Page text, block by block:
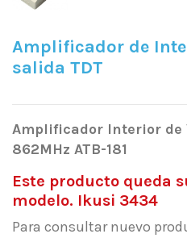
Amplificador de
salida TDT
Amplificador Interior de
862MHz ATB-181
Este producto queda
modelo. Ikusi 3434
Para consultar nuevo